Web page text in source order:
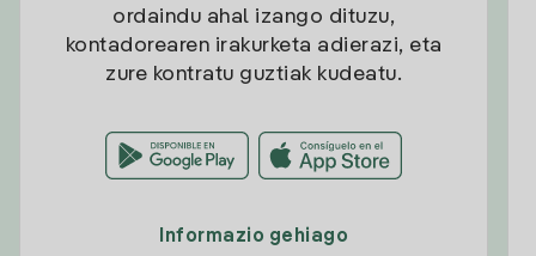
ordaindu ahal izango dituzu,
kontadorearen irakurketa adierazi, eta
zure kontratu guztiak kudeatu.
Informazio gehiago